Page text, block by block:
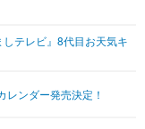
その他
テレビ』8代目お天気キ
ンダー発売決定！